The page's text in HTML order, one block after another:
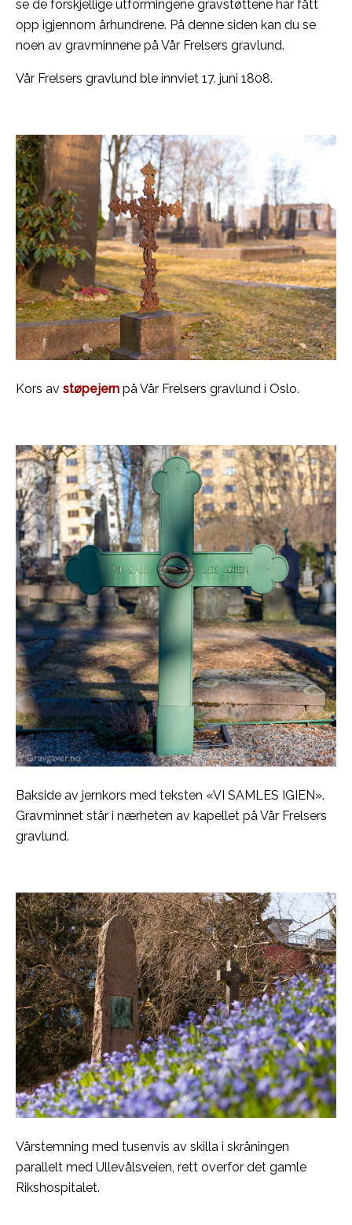
se de forskjellige utformingene gravstøttene har fått
opp igjennom århundrene. På denne siden kan du se
noen av gravminnene på Vår Frelsers gravlund.
Vår Frelsers gravlund ble innviet 17. juni 1808.
Kors av støpejern på Vår Frelsers gravlund i Oslo.
Bakside av jernkors med teksten «VI SAMLES IGIEN».
Gravminnet står i nærheten av kapellet på Vår Frelsers
gravlund.
Vårstemning med tusenvis av skilla i skråningen
parallelt med Ullevålsveien, rett overfor det gamle
Rikshospitalet.